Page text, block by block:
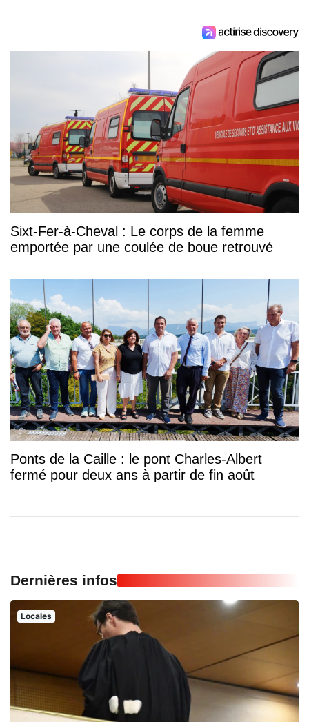
Sixt-Fer-à-Cheval : Le corps de la femme
emportée par une coulée de boue retrouvé
Ponts de la Caille : le pont Charles-Albert
fermé pour deux ans à partir de fin août
Dernières infos
Locales